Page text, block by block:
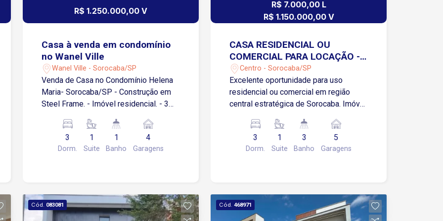
R$ 1.250.000,00 V
Casa à venda em condomínio
no Wanel Ville
Wanel Ville - Sorocaba/SP
Venda de Casa no Condomínio Helena
Maria- Sorocaba/SP - Construção em
Steel Frame. - Imóvel residencial. - 3
Cozinha e banheiros com armários - 4
vagas de garagem O Condomínio
Helena Maria, localizado na zona oeste
ronda) e ampla área verde com mais de
120 mil m². O local possui um lago,
3
Dorm.
1
Suite
1
Banho
4
Garagens
R$ 7.000,00 L
R$ 1.150.000,00 V
CASA RESIDENCIAL OU
COMERCIAL PARA LOCAÇÃO -
CENTRO - SOROCABA/SP
Centro - Sorocaba/SP
Excelente oportunidade para uso
residencial ou comercial em região
central estratégica de Sorocaba. Imóvel
Características do Imóvel 03
dormitórios, sendo 01 suíte Sala ampla
Cozinha com copa 03 banheiros sociais
atividades comerciais ou residência
Localização Estratégica - Centro de
3
Dorm.
1
Suite
3
Banho
5
Garagens
Cód. 083081 Cód. 468971